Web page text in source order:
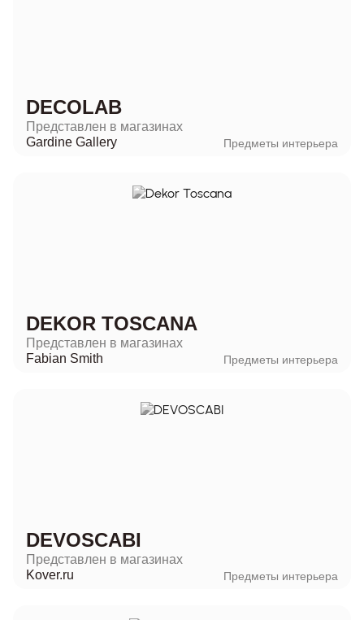
DECOLAB
Представлен в магазинах
Gardine Gallery
Предметы интерьера
DEKOR TOSCANA
Представлен в магазинах
Fabian Smith
Предметы интерьера
DEVOSCABI
Представлен в магазинах
Kover.ru
Предметы интерьера